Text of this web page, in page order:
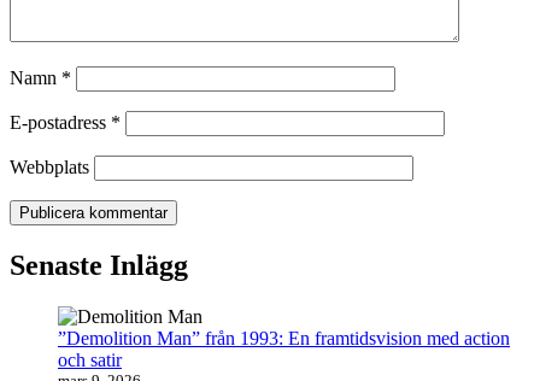
Namn *
E-postadress *
Webbplats
Senaste Inlägg
”Demolition Man” från 1993: En framtidsvision med action
och satir